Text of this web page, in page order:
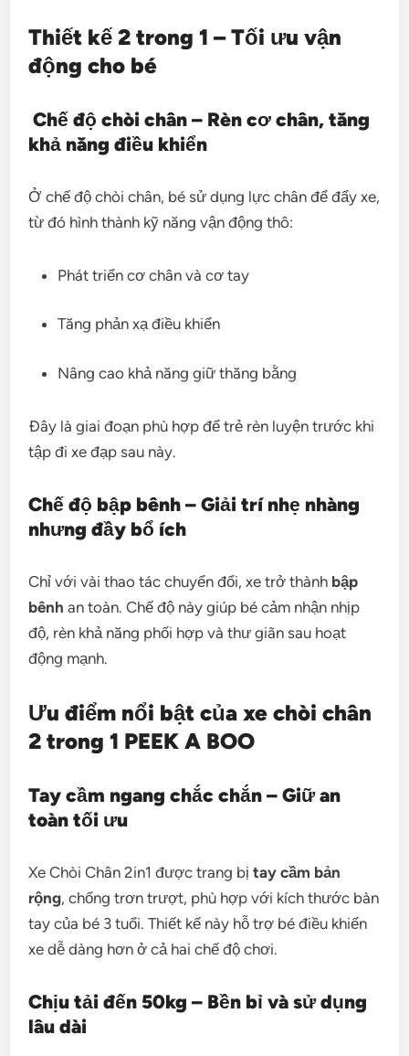
Thiết kế 2 trong 1 – Tối ưu vận
động cho bé
Chế độ chòi chân – Rèn cơ chân, tăng
khả năng điều khiển
Ở chế độ chòi chân, bé sử dụng lực chân để đẩy xe,
từ đó hình thành kỹ năng vận động thô:
Phát triển cơ chân và cơ tay
Tăng phản xạ điều khiển
Nâng cao khả năng giữ thăng bằng
Đây là giai đoạn phù hợp để trẻ rèn luyện trước khi
tập đi xe đạp sau này.
Chế độ bập bênh – Giải trí nhẹ nhàng
nhưng đầy bổ ích
Chỉ với vài thao tác chuyển đổi, xe trở thành bập
bênh an toàn. Chế độ này giúp bé cảm nhận nhịp
độ, rèn khả năng phối hợp và thư giãn sau hoạt
động mạnh.
Ưu điểm nổi bật của xe chòi chân
2 trong 1 PEEK A BOO
Tay cầm ngang chắc chắn – Giữ an
toàn tối ưu
Xe Chòi Chân 2in1 được trang bịtay cầm bản
rộng, chống trơn trượt, phù hợp với kích thước bàn
tay của bé 3 tuổi. Thiết kế này hỗ trợ bé điều khiển
xe dễ dàng hơn ở cả hai chế độ chơi.
Chịu tải đến 50kg – Bền bỉ và sử dụng
lâu dài